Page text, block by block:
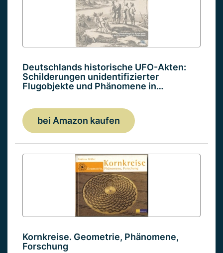
Deutschlands historische UFO-Akten:
Schilderungen unidentifizierter
Flugobjekte und Phänomene in…
bei Amazon kaufen
Kornkreise. Geometrie, Phänomene,
Forschung